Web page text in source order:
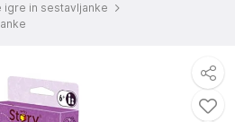
igre in sestavljanke